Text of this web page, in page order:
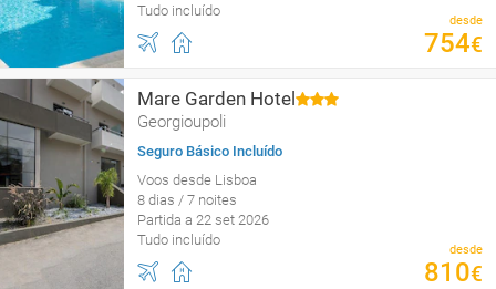
Tudo incluído
desde
754€
Mare Garden Hotel
Georgioupoli
Seguro Básico Incluído
Voos desde Lisboa
8 dias / 7 noites
Partida a 22 set 2026
Tudo incluído
desde
810€